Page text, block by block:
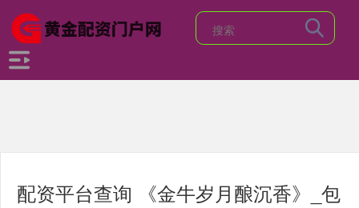
配资平台查询 《金牛岁月酿沉香》_包